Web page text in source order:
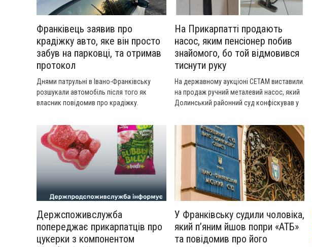
Франківець заявив про
крадіжку авто, яке він просто
забув на парковці, та отримав
протокол
Днями патрульні в Івано-Франківську
розшукали автомобіль після того як
власник повідомив про крадіжку.
На Прикарпатті продають
насос, яким пенсіонер побив
знайомого, бо той відмовився
тиснути руку
На державному аукціоні СЕТАМ виставили
на продаж ручний металевий насос, який
Долинський районний суд конфіскував у
Держспоживслужба
попереджає прикарпатців про
цукерки з компонентом
У Франківську судили чоловіка,
який п’яним йшов попри «АТБ»
та повідомив про його